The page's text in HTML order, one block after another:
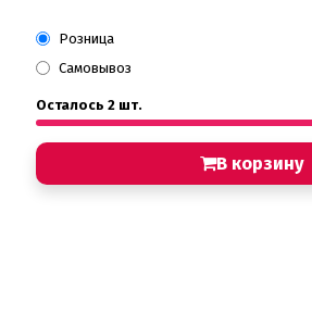
Розница
Самовывоз
Осталось 2 шт.
В корзину